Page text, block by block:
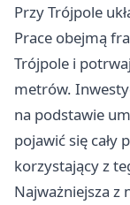
Przy Trójpole
Prace obejmą
Trójpole i
metrów.
na podstawie
pojawić się cały
korzystający z
Najważniejsza z